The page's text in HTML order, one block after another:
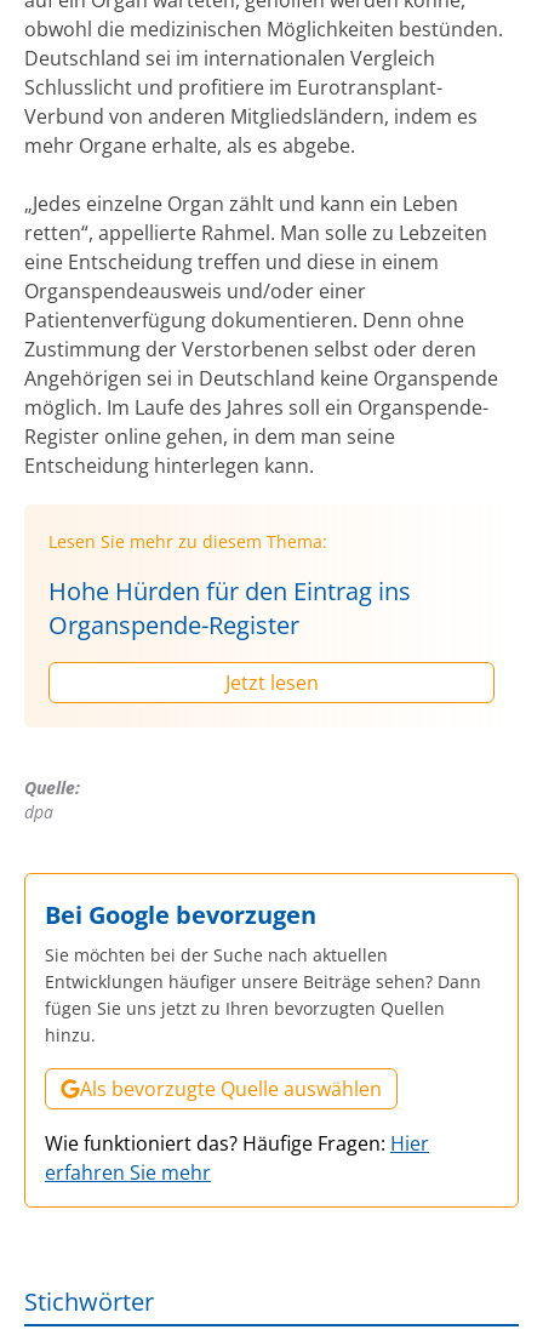
obwohl die medizinischen Möglichkeiten bestünden.
Deutschland sei im internationalen Vergleich
Schlusslicht und profitiere im Eurotransplant-
Verbund von anderen Mitgliedsländern, indem es
mehr Organe erhalte, als es abgebe.
„Jedes einzelne Organ zählt und kann ein Leben
retten“, appellierte Rahmel. Man solle zu Lebzeiten
eine Entscheidung treffen und diese in einem
Organspendeausweis und/oder einer
Patientenverfügung dokumentieren. Denn ohne
Zustimmung der Verstorbenen selbst oder deren
Angehörigen sei in Deutschland keine Organspende
möglich. Im Laufe des Jahres soll ein Organspende-
Register online gehen, in dem man seine
Entscheidung hinterlegen kann.
Lesen Sie mehr zu diesem Thema:
Hohe Hürden für den Eintrag ins
Organspende-Register
Jetzt lesen
Quelle:
dpa
Bei Google bevorzugen
Sie möchten bei der Suche nach aktuellen
Entwicklungen häufiger unsere Beiträge sehen? Dann
fügen Sie uns jetzt zu Ihren bevorzugten Quellen
hinzu.
Als bevorzugte Quelle auswählen
Wie funktioniert das? Häufige Fragen: Hier
erfahren Sie mehr
Stichwörter